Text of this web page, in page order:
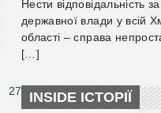
27 28 29 30
Нести відповідальність
державної влади у всій
області – справа
[…]
INSIDE ІСТОРІЇ